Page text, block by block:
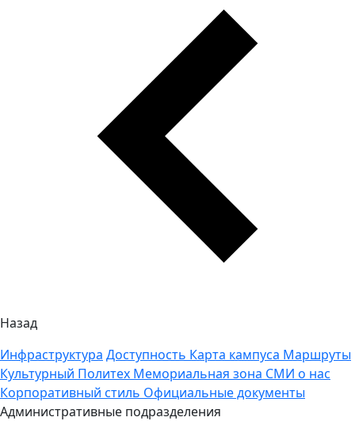
Назад
Инфраструктура Доступность Карта кампуса Маршруты
Культурный Политех Мемориальная зона СМИ о нас
Корпоративный стиль Официальные документы
Административные подразделения